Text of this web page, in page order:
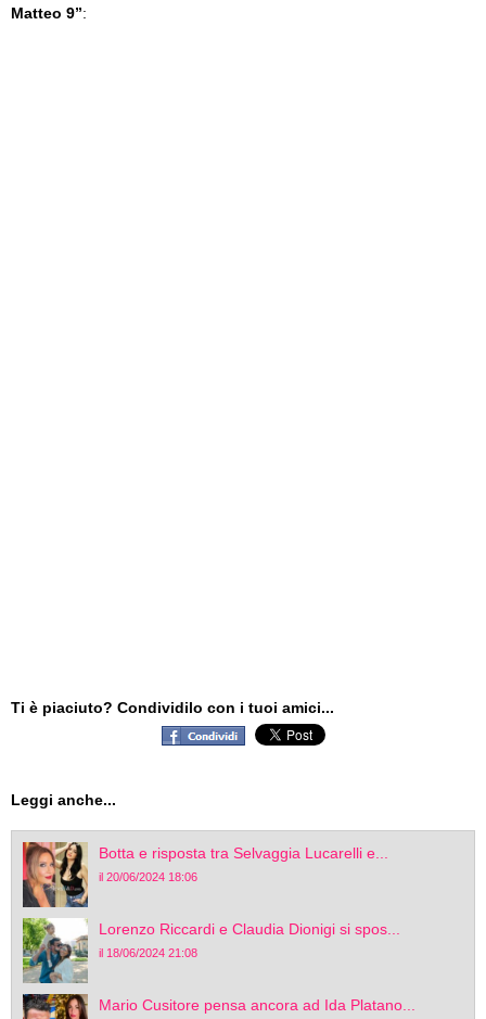
Matteo 9”:
Ti è piaciuto? Condividilo con i tuoi amici...
Leggi anche...
Botta e risposta tra Selvaggia Lucarelli e...
il 20/06/2024 18:06
Lorenzo Riccardi e Claudia Dionigi si spos...
il 18/06/2024 21:08
Mario Cusitore pensa ancora ad Ida Platano...